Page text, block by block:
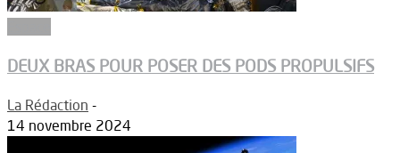
DEUX BRAS POUR POSER DES PODS PROPULSIFS
La Rédaction -
14 novembre 2024